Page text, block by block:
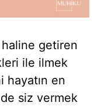
getiren
ile ilmek
hayatın en
siz vermek